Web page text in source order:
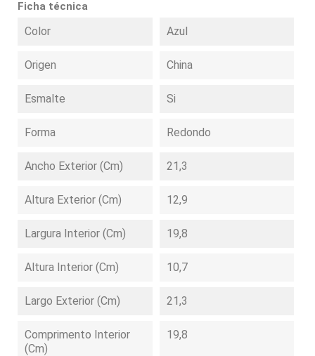
Ficha técnica
Color Azul
Origen China
Esmalte Si
Forma Redondo
Ancho Exterior (cm) 21,3
Altura Exterior (cm) 12,9
Largura Interior (cm) 19,8
Altura Interior (cm) 10,7
Largo Exterior (cm) 21,3
Comprimento Interior
(cm)
19,8